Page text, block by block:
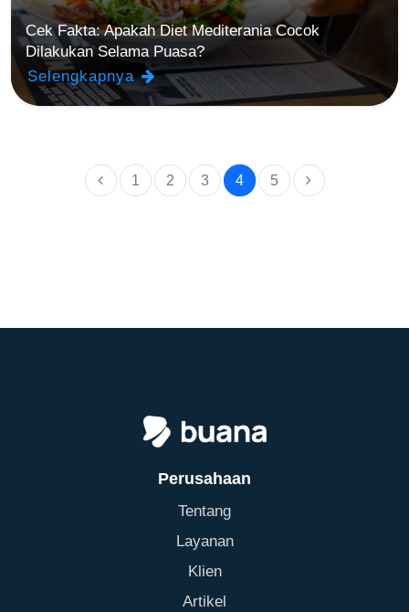
Cek Fakta: Apakah Diet Mediterania Cocok
Dilakukan Selama Puasa?
Selengkapnya
1 2 3 4
(current)
5
Perusahaan
Tentang
Layanan
Klien
Artikel